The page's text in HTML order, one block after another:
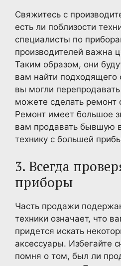
Свяжитесь с
есть ли поблизости
специалисты по
производителей важна
Таким образом, они
вам найти подходящего
вы могли
можете сделать ремонт
Ремонт имеет большое
вам продавать бывшую
технику с большей
3. Всегда
приборы
Часть продажи
техники означает, что
придется искать
аксессуары. Избегайте
помня о том, был ли